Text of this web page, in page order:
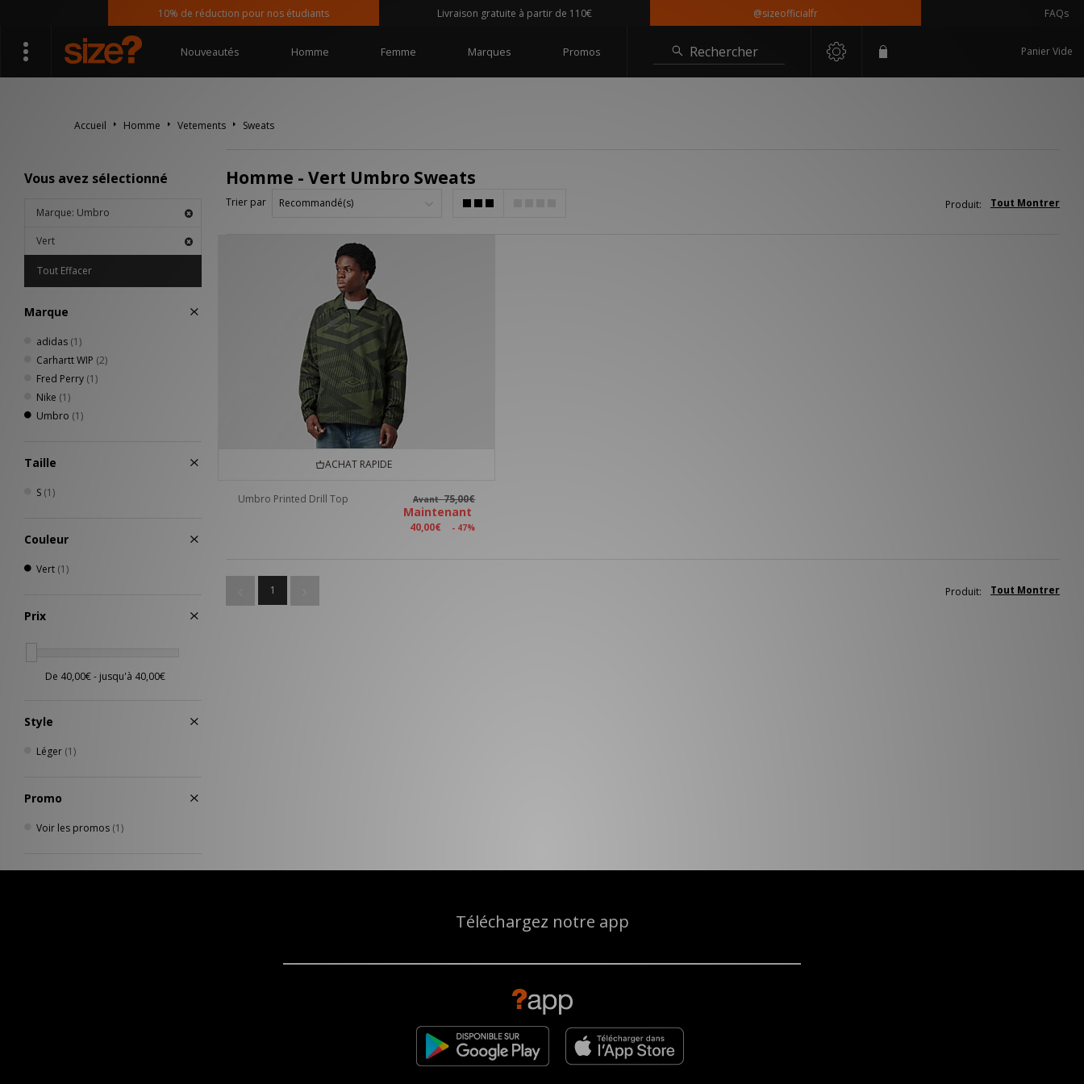
10% de réduction pour nos étudiants Livraison gratuite à partir de 110€ @sizeofficialfr FAQs
Nouveautés Homme Femme Marques Promos Rechercher Panier Vide
Accueil Homme Vetements Sweats
Vous avez sélectionné
Marque: Umbro
Vert
Tout Effacer
Marque
adidas (1)
Carhartt WIP (2)
Fred Perry (1)
Nike (1)
Umbro (1)
Taille
S (1)
Couleur
Vert (1)
Prix
Style
Léger (1)
Promo
Voir les promos (1)
Homme - Vert Umbro Sweats
Trier par Tout Montrer
Produit:
ACHAT RAPIDE
Umbro Printed Drill Top Avant75,00€
Maintenant
40,00€ - 47%
1 Tout Montrer
Produit:
Téléchargez notre app